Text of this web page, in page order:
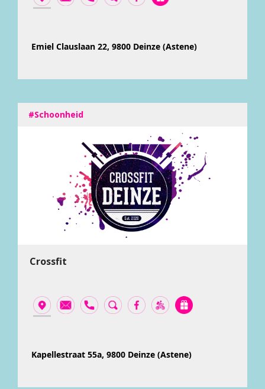
Emiel Clauslaan 22, 9800 Deinze (Astene)
#Schoonheid
Crossfit
Kapellestraat 55a, 9800 Deinze (Astene)